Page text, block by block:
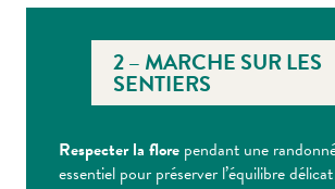
2 – MARCHE SUR LES
SENTIERS
Respecter la flore pendant une
essentiel pour préserver l’équilibre